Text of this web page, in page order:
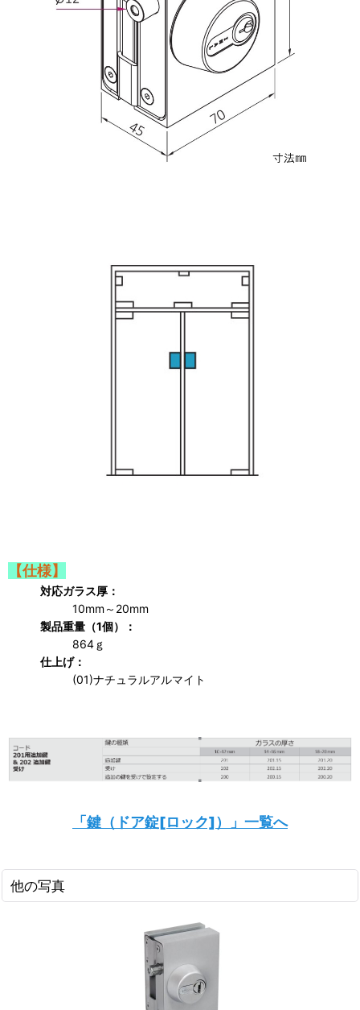
【仕様】
対応ガラス厚：
10mm～20mm
製品重量（1個）：
864ｇ
仕上げ：
(01)ナチュラルアルマイト
「鍵（ドア錠[ロック]）」一覧へ
他の写真